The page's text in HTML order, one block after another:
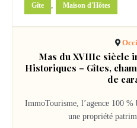
Gîte , Maison d'Hôtes
Mas du XVIIIe siècle
Historiques – Gîtes,
de
ImmoTourisme, l’agence 100 %
une propriété